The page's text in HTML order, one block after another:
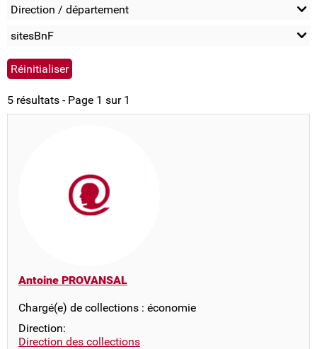
Direction / département
sitesBnF
5 résultats - Page 1 sur 1
Antoine PROVANSAL
Chargé(e) de collections : économie
Direction:
Direction des collections